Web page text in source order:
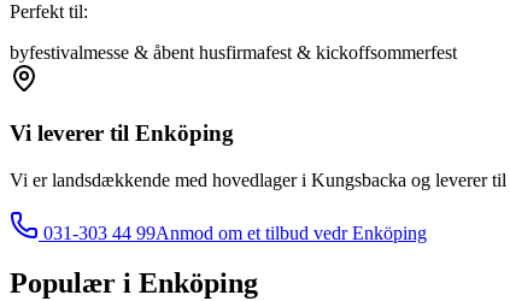
Perfekt til:
byfestivalmesse & åbent husfirmafest & kickoffsommerfest
Vi leverer til Enköping
Vi er landsdækkende med hovedlager i Kungsbacka og leverer til
031-303 44 99Anmod om et tilbud vedr Enköping
Populær i Enköping